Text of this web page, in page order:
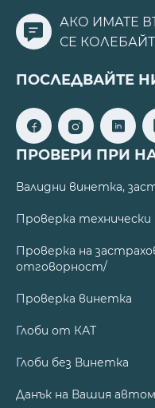
АКО ИМАТЕ
СЕ
ПОСЛЕДВАЙТЕ
ПРОВЕРИ ПРИ
Валидни винетка,
Проверка
Проверка на
отговорност/
Проверка винетка
Глоби от КАТ
Глоби без Винетка
Данък на Вашия